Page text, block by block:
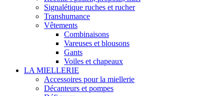
Signalétique ruches et rucher
Transhumance
Vêtements
Combinaisons
Vareuses et blousons
Gants
Voiles et chapeaux
LA MIELLERIE
Accessoires pour la miellerie
Décanteurs et pompes